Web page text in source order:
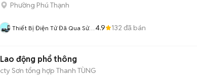
Phường Phú Thạnh
Thiết Bị Điện Tử Đã Qua Sử
4.9 132 đã bán
Lao động phổ thông
cty Sơn tổng hợp Thanh TÙNG